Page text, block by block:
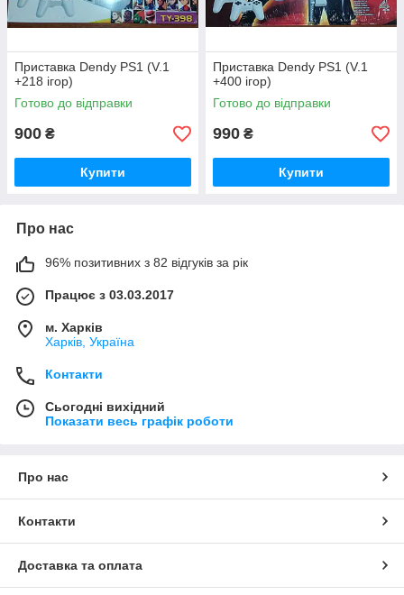
Приставка Dendy PS1 (V.1
+218 ігор)
Готово до відправки
900 ₴
Купити
Приставка Dendy PS1 (V.1
+400 ігор)
Готово до відправки
990 ₴
Купити
Про нас
96% позитивних з 82 відгуків за рік
Працює з 03.03.2017
м. Харків
Харків, Україна
Контакти
Сьогодні вихідний
Показати весь графік роботи
Про нас
Контакти
Доставка та оплата